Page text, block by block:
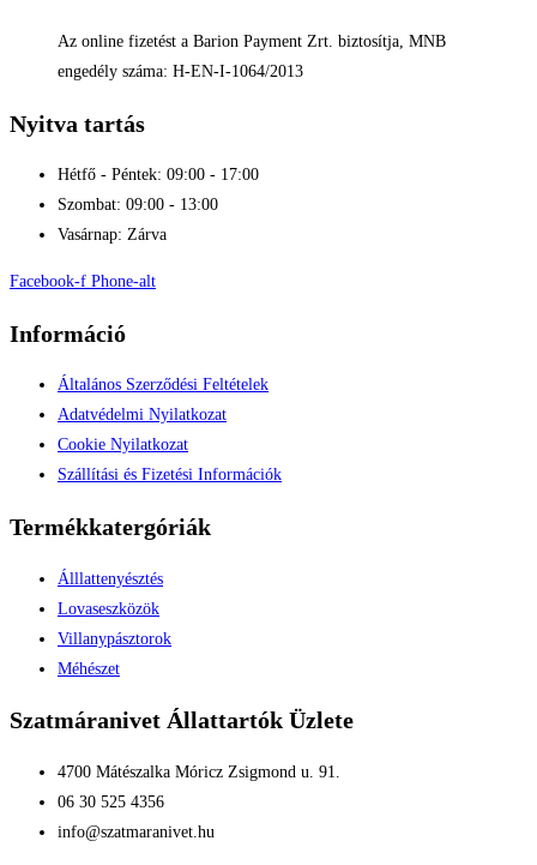
Az online fizetést a Barion Payment Zrt. biztosítja, MNB
engedély száma: H-EN-I-1064/2013
Nyitva tartás
Hétfő - Péntek: 09:00 - 17:00
Szombat: 09:00 - 13:00
Vasárnap: Zárva
Facebook-f Phone-alt
Információ
Általános Szerződési Feltételek
Adatvédelmi Nyilatkozat
Cookie Nyilatkozat
Szállítási és Fizetési Információk
Termékkatergóriák
Álllattenyésztés
Lovaseszközök
Villanypásztorok
Méhészet
Szatmáranivet Állattartók Üzlete
4700 Mátészalka Móricz Zsigmond u. 91.
06 30 525 4356
info@szatmaranivet.hu